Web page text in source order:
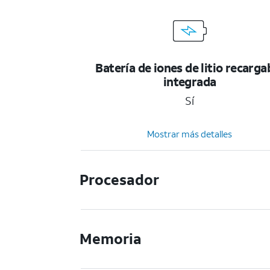
Batería de iones de litio
integrada
Sí
Mostrar más detalles
Procesador
Memoria